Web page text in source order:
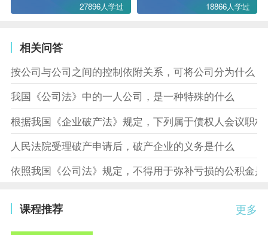
27896人学过 18866人学过
相关问答
按公司与公司之间的控制依附关系，可将公司分为什么
我国《公司法》中的一人公司，是一种特殊的什么
根据我国《企业破产法》规定，下列属于债权人会议职
人民法院受理破产申请后，破产企业的义务是什么
依照我国《公司法》规定，不得用于弥补亏损的公积金是
更多
课程推荐